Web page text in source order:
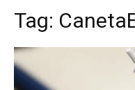
Tag: